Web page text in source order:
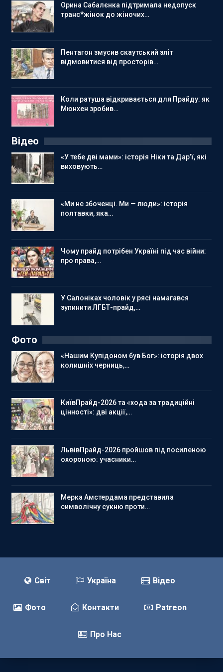
Орина Сабалєнка підтримала недопуск
транс*жінок до жіночих…
Пентагон змусив скаутський зліт
відмовитися від просторів…
Коли ратуша відкривається для Прайду: як
Мюнхен зробив…
Відео
«У тебе дві мами»: історія Ніки та Дар’ї, які
виховують…
«Ми не збоченці. Ми — люди»: історія
полтавки, яка…
Чому прайд потрібен Україні під час війни:
про права,…
У Салоніках чоловік у рясі намагався
зупинити ЛГБТ-прайд,…
Фото
«Нашим Купідоном був Бог»: історія двох
колишніх черниць,…
КиївПрайд-2026 та «хода за традиційні
цінності»: дві акції,…
ЛьвівПрайд-2026 пройшов під посиленою
охороною: учасники…
Мерка Амстердама представила
символічну сукню проти…
Світ Україна Відео
Фото Контакти Patreon
Про Нас